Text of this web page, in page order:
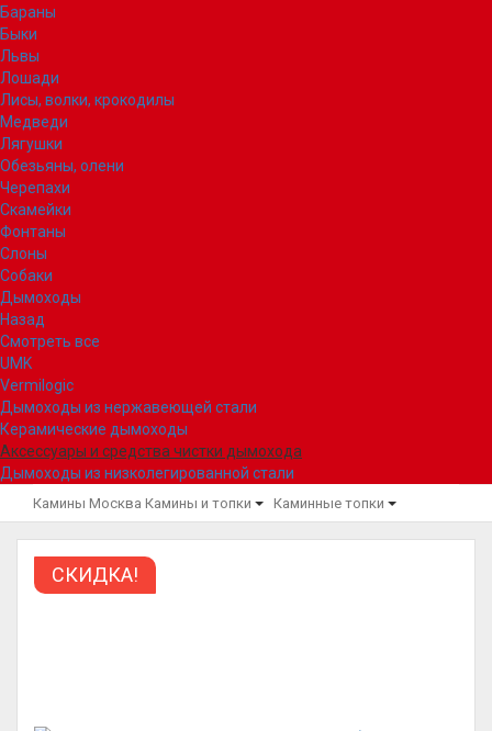
Бараны
Быки
Львы
Лошади
Лисы, волки, крокодилы
Медведи
Лягушки
Обезьяны, олени
Черепахи
Скамейки
Фонтаны
Слоны
Собаки
Дымоходы
Назад
Смотреть все
UMK
Vermilogic
Дымоходы из нержавеющей стали
Керамические дымоходы
Аксессуары и средства чистки дымохода
Дымоходы из низколегированной стали
Камины Москва Камины и топки Каминные топки
СКИДКА!